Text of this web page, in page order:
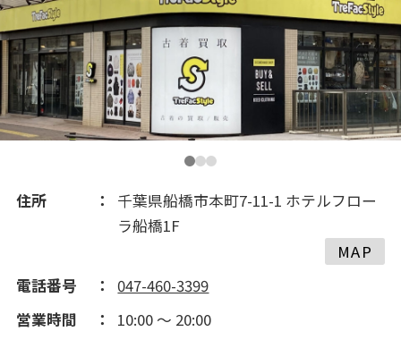
2018(269)
2017(253)
2016(352)
2015(231)
住所
千葉県船橋市本町7-11-1 ホテルフロー
ラ船橋1F
MAP
電話番号
047-460-3399
営業時間
10:00 ～ 20:00